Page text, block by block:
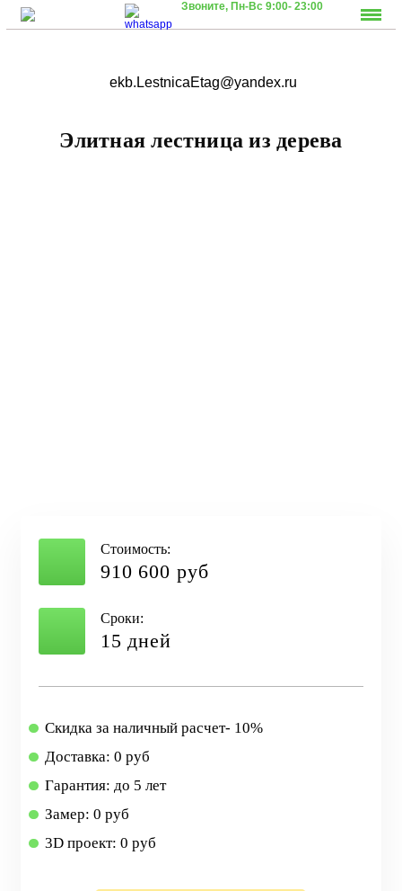
Звоните, Пн-Вс 9:00- 23:00
ekb.LestnicaEtag@yandex.ru
Элитная лестница из дерева
Стоимость:
910 600 руб
Сроки:
15 дней
Скидка за наличный расчет- 10%
Доставка: 0 руб
Гарантия: до 5 лет
Замер: 0 руб
3D проект: 0 руб